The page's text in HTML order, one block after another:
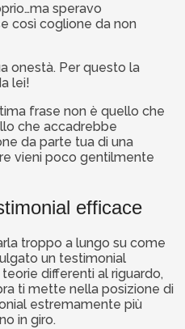
speravo
così coglione da non
onestà. Per questo la
lei!
frase non è quello che
che accadrebbe
da parte tua di una
vieni poco gentilmente
efficace
troppo a lungo su come
un testimonial
differenti al riguardo,
ti mette nella posizione di
estremamente più
in giro.